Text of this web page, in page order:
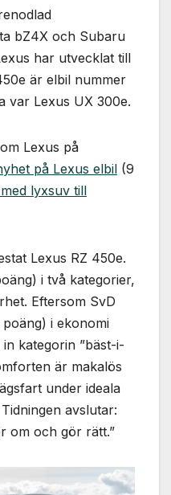
bZ4X och Subaru
har utvecklat till
är elbil nummer
var Lexus UX 300e.
Lexus på
på Lexus elbil (9
lyxsuv till
Lexus RZ 450e.
i två kategorier,
Eftersom SvD
i ekonomi
kategorin ”bäst-i-
är makalös
under ideala
avslutar:
om och gör rätt.”